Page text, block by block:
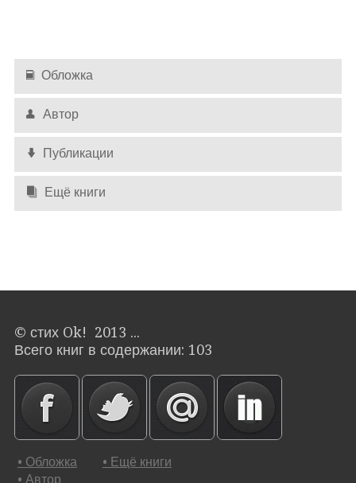
Обложка
Автор
Публикации
Ещё книги
© стих Ok! 2013 ...
Всего книг в содержании: 103
• Обложка
• Автор
• Ещё книги